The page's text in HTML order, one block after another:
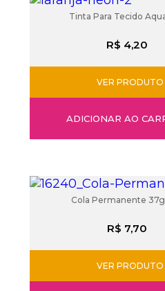
Tinta Para Tecido
R$ 4,20
VER PRODUTO
ADICIONAR AO
Cola Permanente
R$ 7,70
VER PRODUTO